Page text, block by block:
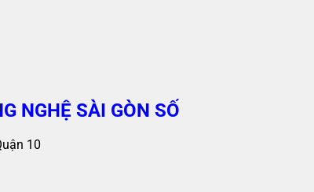
NGHỆ SÀI GÒN SỐ
10